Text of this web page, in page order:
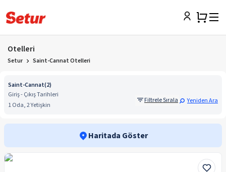
Otelleri
Setur Saint-Cannat Otelleri
Saint-Cannat(2)
Giriş - Çıkış Tarihleri
1 Oda, 2 Yetişkin
Filtrele Sırala Yeniden Ara
Haritada Göster